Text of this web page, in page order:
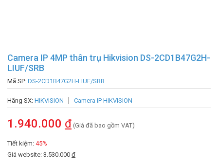
Camera IP 4MP thân trụ Hikvision DS-2CD1B47G2H-
LIUF/SRB
Mã SP: DS-2CD1B47G2H-LIUF/SRB
Hãng SX: HIKVISION Camera IP HIKVISION
1.940.000 đ (Giá đã bao gồm VAT)
Tiết kiệm: 45%
Giá website: 3.530.000 đ